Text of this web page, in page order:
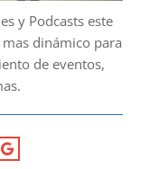
y Podcasts este
dinámico para
de eventos,